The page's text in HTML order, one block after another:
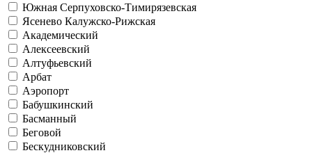
Южная Серпуховско-Тимирязевская
Ясенево Калужско-Рижская
Академический
Алексеевский
Алтуфьевский
Арбат
Аэропорт
Бабушкинский
Басманный
Беговой
Бескудниковский